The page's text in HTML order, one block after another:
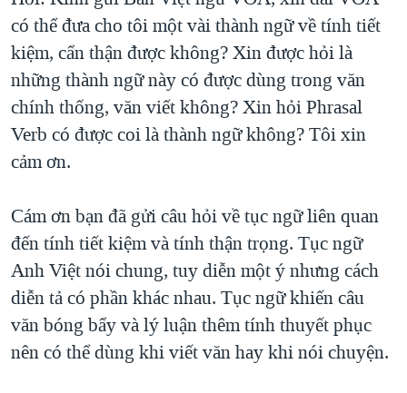
VĂN HOÁ
GIÁO DỤC
GROUND ZERO – XƯA VÀ NAY
CHI PHÍ CHIẾN TRANH AFGHANISTAN
CÁC GIÁ TRỊ CỘNG HÒA Ở VIỆT NAM
THƯỢNG ĐỈNH TRUMP-KIM TẠI VIỆT NAM
TRỊNH VĨNH BÌNH VS. CHÍNH PHỦ VIỆT NAM
BÊN KIA QUỐC LỘ: TIẾNG VỌNG TỪ NÔNG THÔN MỸ
QUAN HỆ VIỆT MỸ
Ngôn ngữ khác
có thể đưa cho tôi một vài thành ngữ về tính tiết
kiệm, cẩn thận được không? Xin được hỏi là
những thành ngữ này có được dùng trong văn
chính thống, văn viết không? Xin hỏi Phrasal
Verb có được coi là thành ngữ không? Tôi xin
cảm ơn.
Cám ơn bạn đã gửi câu hỏi về tục ngữ liên quan
đến tính tiết kiệm và tính thận trọng. Tục ngữ
Anh Việt nói chung, tuy diễn một ý nhưng cách
diễn tả có phần khác nhau. Tục ngữ khiến câu
văn bóng bẩy và lý luận thêm tính thuyết phục
nên có thể dùng khi viết văn hay khi nói chuyện.